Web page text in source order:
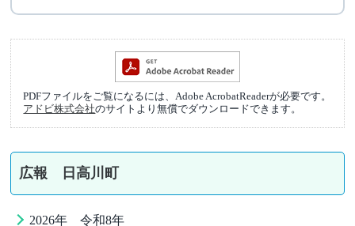
PDFファイルをご覧になるには、Adobe AcrobatReaderが必要です。
アドビ株式会社のサイトより無償でダウンロードできます。
広報 日高川町
2026年 令和8年